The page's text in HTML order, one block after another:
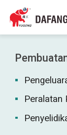
Peralatan
हिन्दी
Bahasa
Tiếng Việt
简体中文
فارسی
Pilipino
اردو